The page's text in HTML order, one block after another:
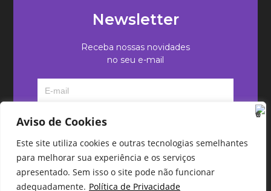
Aviso de Cookies
Este site utiliza cookies e outras tecnologias semelhantes
para melhorar sua experiência e os serviços
apresentado. Sem isso o site pode não funcionar
adequadamente. Política de Privacidade
Newsletter
Receba nossas novidades
no seu e-mail